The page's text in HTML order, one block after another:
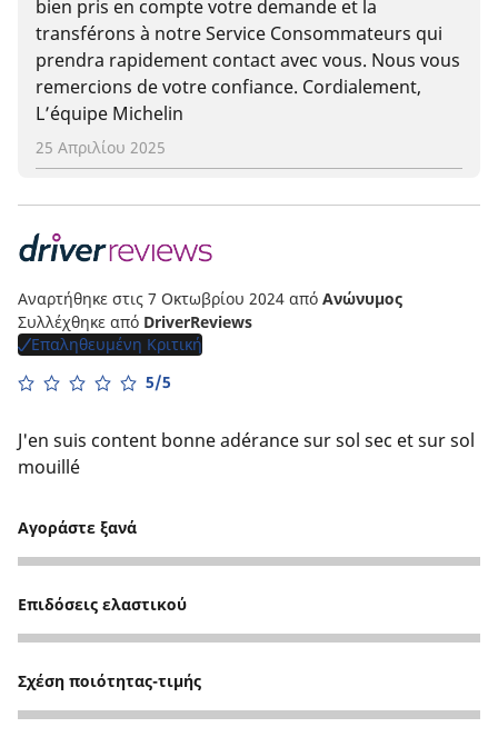
bien pris en compte votre demande et la
transférons à notre Service Consommateurs qui
prendra rapidement contact avec vous. Nous vous
remercions de votre confiance. Cordialement,
L’équipe Michelin
25 Απριλίου 2025
Αναρτήθηκε στις 7 Οκτωβρίου 2024 από Ανώνυμος
Συλλέχθηκε από DriverReviews
Επαληθευμένη Κριτική
5/5
J'en suis content bonne adérance sur sol sec et sur sol
mouillé
Αγοράστε ξανά
5
Επιδόσεις ελαστικού
4
Σχέση ποιότητας-τιμής
4